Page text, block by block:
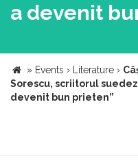
a devenit
» Events › Literature ›
Sorescu, scriitorul
devenit bun prieten”